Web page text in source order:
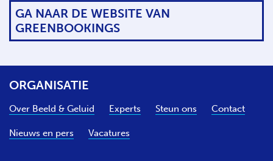
GA NAAR DE WEBSITE VAN
GREENBOOKINGS
ORGANISATIE
Over Beeld & Geluid Experts Steun ons Contact
Nieuws en pers Vacatures